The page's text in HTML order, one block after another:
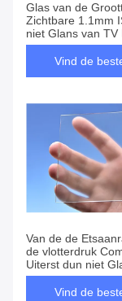
Glas van de
Zichtbare 1.1mm
niet Glans van TV
Standaard
Vind de
Van de de
de vlotterdruk
Uiterst dun niet
Vind de